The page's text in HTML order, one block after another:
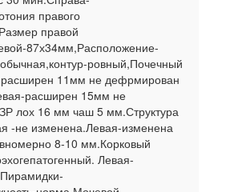
правого
правой
87х34мм,Расположение-
ровный,Почечный
расширен 11мм не дефрмирован
расширен 15мм не
лох 16 мм чаш 5 мм.Структура
-не изменена.Левая-изменена
8-10 мм.Корковый
Левая-